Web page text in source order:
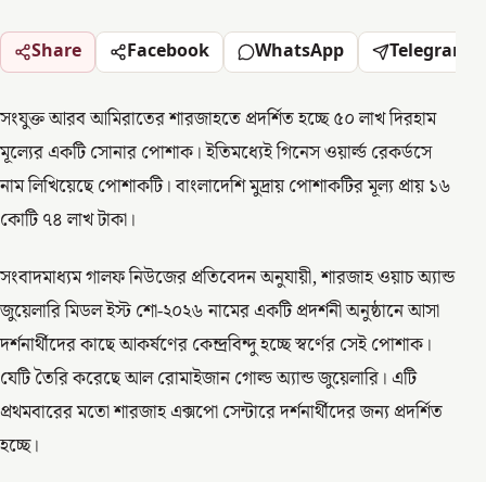
Share Facebook WhatsApp Telegram
সংযুক্ত আরব আমিরাতের শারজাহতে প্রদর্শিত হচ্ছে ৫০ লাখ দিরহাম
মূল্যের একটি সোনার পোশাক। ইতিমধ্যেই গিনেস ওয়ার্ল্ড রেকর্ডসে
নাম লিখিয়েছে পোশাকটি। বাংলাদেশি মুদ্রায় পোশাকটির মূল্য প্রায় ১৬
কোটি ৭৪ লাখ টাকা।
সংবাদমাধ্যম গালফ নিউজের প্রতিবেদন অনুযায়ী, শারজাহ ওয়াচ অ্যান্ড
জুয়েলারি মিডল ইস্ট শো-২০২৬ নামের একটি প্রদর্শনী অনুষ্ঠানে আসা
দর্শনার্থীদের কাছে আকর্ষণের কেন্দ্রবিন্দু হচ্ছে স্বর্ণের সেই পোশাক।
যেটি তৈরি করেছে আল রোমাইজান গোল্ড অ্যান্ড জুয়েলারি। এটি
প্রথমবারের মতো শারজাহ এক্সপো সেন্টারে দর্শনার্থীদের জন্য প্রদর্শিত
হচ্ছে।